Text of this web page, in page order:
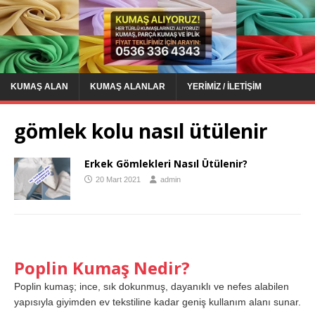
KUMAŞ ALAN KUMAŞ ALANLAR YERIMIZ / İLETIŞIM
gömlek kolu nasıl ütülenir
Erkek Gömlekleri Nasıl Ütülenir?
20 Mart 2021 admin
Poplin Kumaş Nedir?
Poplin kumaş; ince, sık dokunmuş, dayanıklı ve nefes alabilen
yapısıyla giyimden ev tekstiline kadar geniş kullanım alanı sunar.